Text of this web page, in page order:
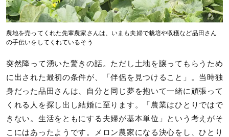
農地を売ってくれた先輩農家さんは、いまも夫婦で栽培や収穫など品田さん
の手伝いをしてくれているそう
突然降って湧いた驚きの話。ただし土地を譲ってもらうため
に出された最初の条件が、「伴侶を見つけること」。当時独
身だった品田さんは、自分と同じ夢を抱いて一緒に頑張って
くれる人を探し出し結婚に至ります。「農業はひとりではで
きない。生活をともにする夫婦が基本単位」という考えがそ
こにはあったようです。メロン農家になる決心をし、ひとり